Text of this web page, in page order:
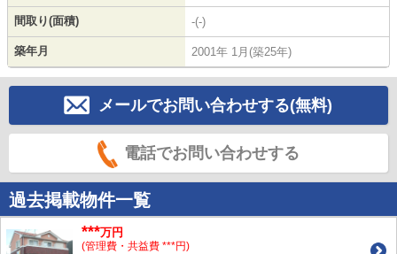
間取り(面積) -(-)
築年月 2001年 1月(築25年)
メールでお問い合わせする(無料)
電話でお問い合わせする
過去掲載物件一覧
***万円
(管理費・共益費 ***円)